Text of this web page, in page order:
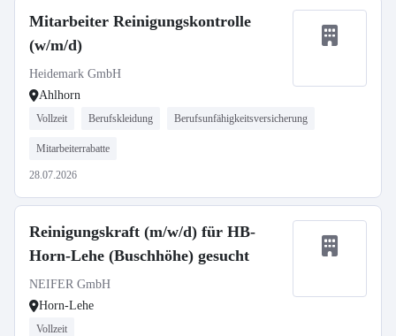
Mitarbeiter Reinigungskontrolle
(w/m/d)
Heidemark GmbH
Ahlhorn
Vollzeit Berufskleidung Berufsunfähigkeitsversicherung
Mitarbeiterrabatte
28.07.2026
Reinigungskraft (m/w/d) für HB-
Horn-Lehe (Buschhöhe) gesucht
NEIFER GmbH
Horn-Lehe
Vollzeit